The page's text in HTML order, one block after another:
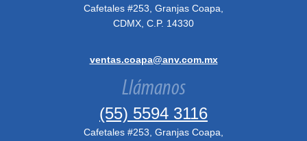
Cafetales #253, Granjas Coapa,
CDMX, C.P. 14330
ventas.coapa@anv.com.mx
Llámanos
(55) 5594 3116
Cafetales #253, Granjas Coapa,